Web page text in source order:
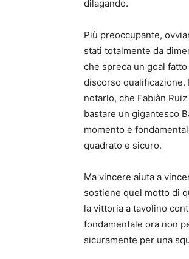
dilagando.
Più preoccupante,
stati totalmente da
che spreca un goal
discorso qualificazione.
notarlo, che Fabiàn
bastare un gigantesco
momento è
quadrato e sicuro.
Ma vincere aiuta a
sostiene quel motto di
la vittoria a tavolino
fondamentale ora non
sicuramente per una